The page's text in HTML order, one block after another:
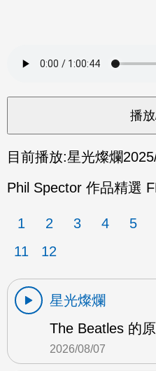
目前播放:星光燦爛
Phil Spector 作品精選
1 2 3 4 5
11
12
星光燦爛
The Beatles 的
2026/08/07